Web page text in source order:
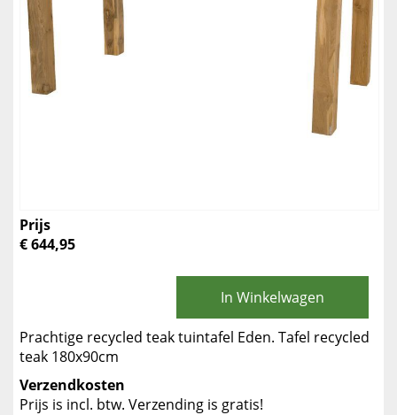
Prijs
€ 644,95
In Winkelwagen
Prachtige recycled teak tuintafel Eden. Tafel recycled
teak 180x90cm
Verzendkosten
Prijs is incl. btw. Verzending is gratis!